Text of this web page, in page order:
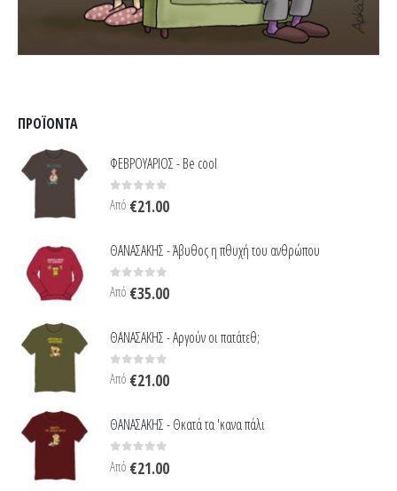
ΠΡΟΪΌΝΤΑ
ΦΕΒΡΟΥΑΡΙΟΣ - Be cool
0 out of 5
Από €21.00
ΘΑΝΑΣΑΚΗΣ - Άβυθος η πθυχή του ανθρώπου
0 out of 5
Από €35.00
ΘΑΝΑΣΑΚΗΣ - Αργούν οι πατάτεθ;
0 out of 5
Από €21.00
ΘΑΝΑΣΑΚΗΣ - Θκατά τα 'κανα πάλι
0 out of 5
Από €21.00